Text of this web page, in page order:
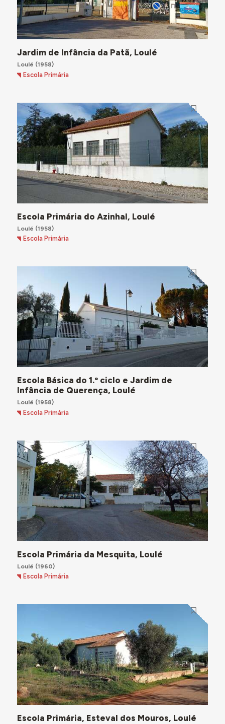
Jardim de Infância da Patã, Loulé
Loulé (1958)
Escola Primária
Escola Primária do Azinhal, Loulé
Loulé (1958)
Escola Primária
Escola Básica do 1.º ciclo e Jardim de
Infância de Querença, Loulé
Loulé (1958)
Escola Primária
Escola Primária da Mesquita, Loulé
Loulé (1960)
Escola Primária
Escola Primária, Esteval dos Mouros, Loulé